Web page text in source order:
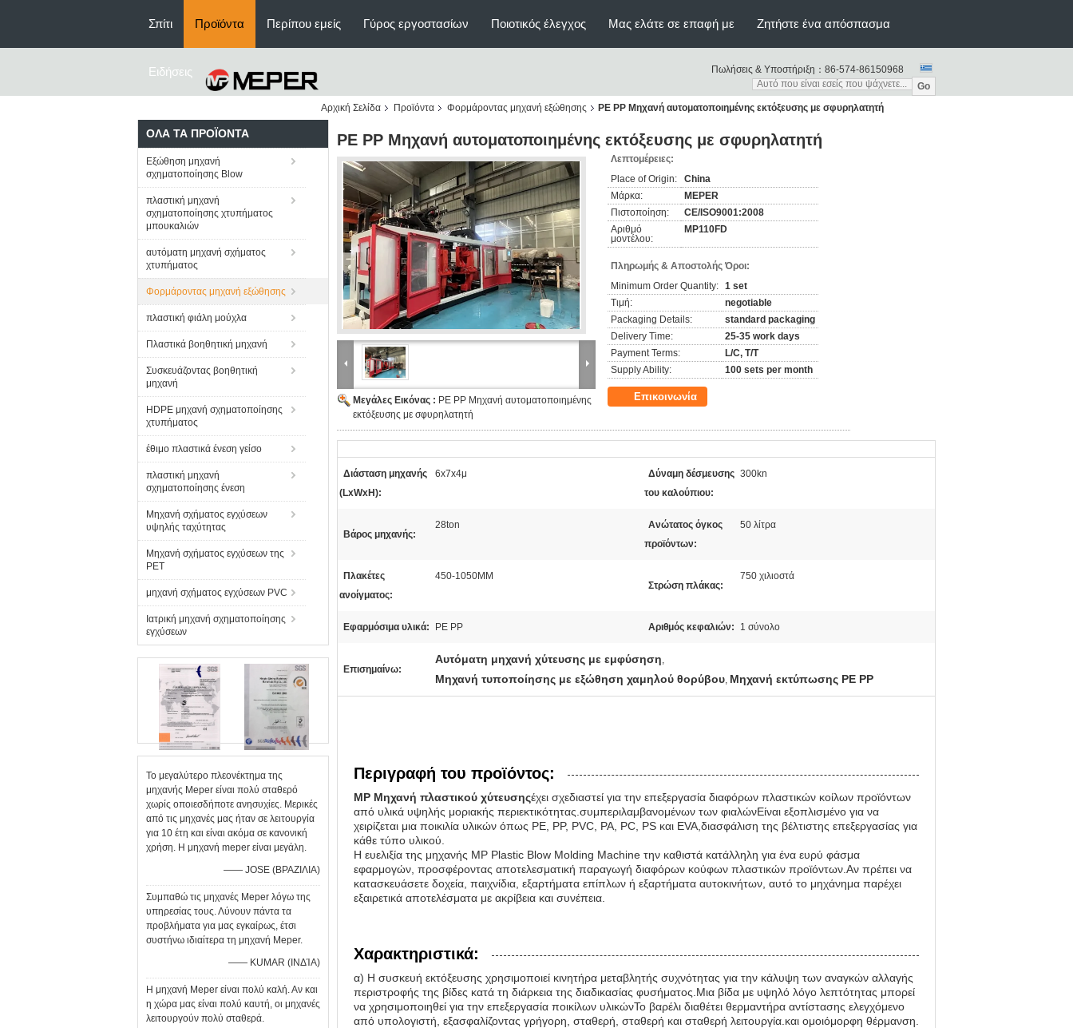
Σπίτι Προϊόντα Περίπου εμείς Γύρος εργοστασίων Ποιοτικός έλεγχος Μας ελάτε σε επαφή με Ζητήστε ένα απόσπασμα
Ειδήσεις Πωλήσεις & Υποστήριξη： 86-574-86150968
Go
Αρχική Σελίδα
Προϊόντα Φορμάροντας μηχανή εξώθησης PE PP Μηχανή αυτοματοποιημένης εκτόξευσης με σφυρηλατητή
ΌΛΑ ΤΑ ΠΡΟΪΌΝΤΑ
Εξώθηση μηχανή
σχηματοποίησης Blow
πλαστική μηχανή
σχηματοποίησης χτυπήματος
μπουκαλιών
αυτόματη μηχανή σχήματος
χτυπήματος
Φορμάροντας μηχανή εξώθησης
πλαστική φιάλη μούχλα
Πλαστικά βοηθητική μηχανή
Συσκευάζοντας βοηθητική
μηχανή
HDPE μηχανή σχηματοποίησης
χτυπήματος
έθιμο πλαστικά ένεση γείσο
πλαστική μηχανή
σχηματοποίησης ένεση
Μηχανή σχήματος εγχύσεων
υψηλής ταχύτητας
Μηχανή σχήματος εγχύσεων της
PET
μηχανή σχήματος εγχύσεων PVC
Ιατρική μηχανή σχηματοποίησης
εγχύσεων
Το μεγαλύτερο πλεονέκτημα της
μηχανής Meper είναι πολύ σταθερό
χωρίς οποιεσδήποτε ανησυχίες. Μερικές
από τις μηχανές μας ήταν σε λειτουργία
για 10 έτη και είναι ακόμα σε κανονική
χρήση. Η μηχανή meper είναι μεγάλη.
—— JOSE (ΒΡΑΖΙΛΙΑ)
Συμπαθώ τις μηχανές Meper λόγω της
υπηρεσίας τους. Λύνουν πάντα τα
προβλήματα για μας εγκαίρως, έτσι
συστήνω ιδιαίτερα τη μηχανή Meper.
—— KUMAR (ΙΝΔΊΑ)
Η μηχανή Meper είναι πολύ καλή. Αν και
η χώρα μας είναι πολύ καυτή, οι μηχανές
λειτουργούν πολύ σταθερά.
PE PP Μηχανή αυτοματοποιημένης εκτόξευσης με σφυρηλατητή
Μεγάλες Εικόνας : PE PP Μηχανή αυτοματοποιημένης
εκτόξευσης με σφυρηλατητή
Λεπτομέρειες:
Place of Origin:
China
Μάρκα:
MEPER
Πιστοποίηση:
CE/ISO9001:2008
Αριθμό
μοντέλου:
MP110FD
Πληρωμής & Αποστολής Όροι:
Minimum Order Quantity: 1 set
Τιμή:
negotiable
Packaging Details:
standard packaging
Delivery Time:
25-35 work days
Payment Terms:
L/C, T/T
Supply Ability:
100 sets per month
Επικοινωνία
Διάσταση μηχανής
(LxWxH):
6x7x4μ
Δύναμη δέσμευσης
του καλούπιου:
300kn
Βάρος μηχανής:
28ton
Ανώτατος όγκος
προϊόντων:
50 λίτρα
Πλακέτες
ανοίγματος:
450-1050MM
Στρώση πλάκας:
750 χιλιοστά
Εφαρμόσιμα υλικά: PE PP Αριθμός κεφαλιών: 1 σύνολο
Επισημαίνω:
Αυτόματη μηχανή χύτευσης με εμφύσηση,
Μηχανή τυποποίησης με εξώθηση χαμηλού θορύβου, Μηχανή εκτύπωσης PE PP
Περιγραφή του προϊόντος:
MP Μηχανή πλαστικού χύτευσηςέχει σχεδιαστεί για την επεξεργασία διαφόρων πλαστικών κοίλων προϊόντων
από υλικά υψηλής μοριακής περιεκτικότητας.συμπεριλαμβανομένων των φιαλώνΕίναι εξοπλισμένο για να
χειρίζεται μια ποικιλία υλικών όπως PE, PP, PVC, PA, PC, PS και EVA,διασφάλιση της βέλτιστης επεξεργασίας για
κάθε τύπο υλικού.
Η ευελιξία της μηχανής MP Plastic Blow Molding Machine την καθιστά κατάλληλη για ένα ευρύ φάσμα
εφαρμογών, προσφέροντας αποτελεσματική παραγωγή διαφόρων κούφων πλαστικών προϊόντων.Αν πρέπει να
κατασκευάσετε δοχεία, παιχνίδια, εξαρτήματα επίπλων ή εξαρτήματα αυτοκινήτων, αυτό το μηχάνημα παρέχει
εξαιρετικά αποτελέσματα με ακρίβεια και συνέπεια.
Χαρακτηριστικά:
α) Η συσκευή εκτόξευσης χρησιμοποιεί κινητήρα μεταβλητής συχνότητας για την κάλυψη των αναγκών αλλαγής
περιστροφής της βίδες κατά τη διάρκεια της διαδικασίας φυσήματος.Μια βίδα με υψηλό λόγο λεπτότητας μπορεί
να χρησιμοποιηθεί για την επεξεργασία ποικίλων υλικώνΤο βαρέλι διαθέτει θερμαντήρα αντίστασης ελεγχόμενο
από υπολογιστή, εξασφαλίζοντας γρήγορη, σταθερή, σταθερή και σταθερή λειτουργία.και ομοιόμορφη θέρμανση.